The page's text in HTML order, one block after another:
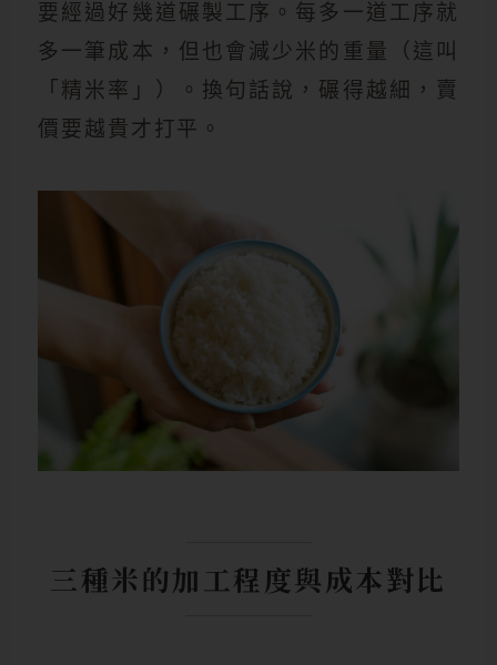
要經過好幾道碾製工序。每多一道工序就
多一筆成本，但也會減少米的重量（這叫
「精米率」）。換句話說，碾得越細，賣
價要越貴才打平。
三種米的加工程度與成本對比